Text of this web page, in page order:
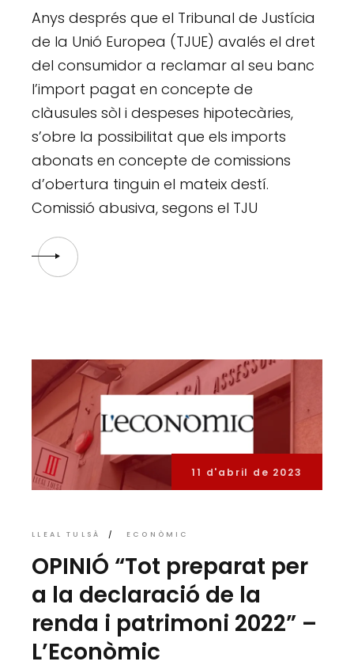
Anys després que el Tribunal de Justícia
de la Unió Europea (TJUE) avalés el dret
del consumidor a reclamar al seu banc
l’import pagat en concepte de
clàusules sòl i despeses hipotecàries,
s’obre la possibilitat que els imports
abonats en concepte de comissions
d’obertura tinguin el mateix destí.
Comissió abusiva, segons el TJU
11 d'abril de 2023
LLEAL TULSÀ ECONÒMIC
OPINIÓ “Tot preparat per
a la declaració de la
renda i patrimoni 2022” –
L’Econòmic